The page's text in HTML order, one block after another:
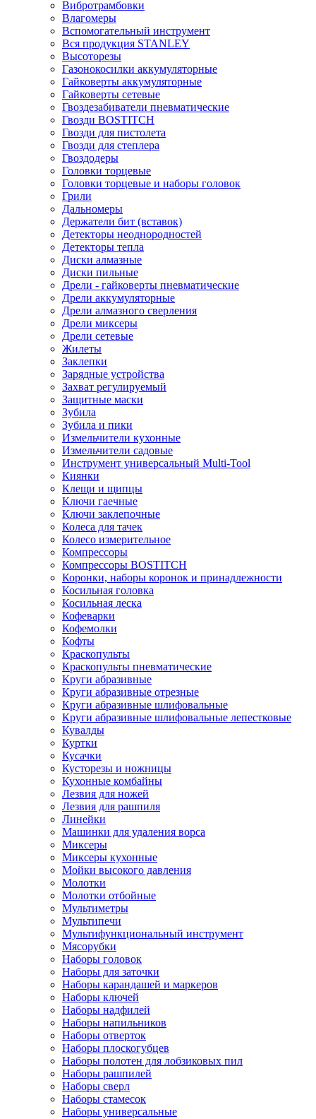
Вибротрамбовки
Влагомеры
Вспомогательный инструмент
Вся продукция STANLEY
Высоторезы
Газонокосилки аккумуляторные
Гайковерты аккумуляторные
Гайковерты сетевые
Гвоздезабиватели пневматические
Гвозди BOSTITCH
Гвозди для пистолета
Гвозди для степлера
Гвоздодеры
Головки торцевые
Головки торцевые и наборы головок
Грили
Дальномеры
Держатели бит (вставок)
Детекторы неоднородностей
Детекторы тепла
Диски алмазные
Диски пильные
Дрели - гайковерты пневматические
Дрели аккумуляторные
Дрели алмазного сверления
Дрели миксеры
Дрели сетевые
Жилеты
Заклепки
Зарядные устройства
Захват регулируемый
Защитные маски
Зубила
Зубила и пики
Измельчители кухонные
Измельчители садовые
Инструмент универсальный Multi-Tool
Киянки
Клещи и щипцы
Ключи гаечные
Ключи заклепочные
Колеса для тачек
Колесо измерительное
Компрессоры
Компрессоры BOSTITCH
Коронки, наборы коронок и принадлежности
Косильная головка
Косильная леска
Кофеварки
Кофемолки
Кофты
Краскопульты
Краскопульты пневматические
Круги абразивные
Круги абразивные отрезные
Круги абразивные шлифовальные
Круги абразивные шлифовальные лепестковые
Кувалды
Куртки
Кусачки
Кусторезы и ножницы
Кухонные комбайны
Лезвия для ножей
Лезвия для рашпиля
Линейки
Машинки для удаления ворса
Миксеры
Миксеры кухонные
Мойки высокого давления
Молотки
Молотки отбойные
Мультиметры
Мультипечи
Мультифункциональный инструмент
Мясорубки
Наборы головок
Наборы для заточки
Наборы карандашей и маркеров
Наборы ключей
Наборы надфилей
Наборы напильников
Наборы отверток
Наборы плоскогубцев
Наборы полотен для лобзиковых пил
Наборы рашпилей
Наборы сверл
Наборы стамесок
Наборы универсальные